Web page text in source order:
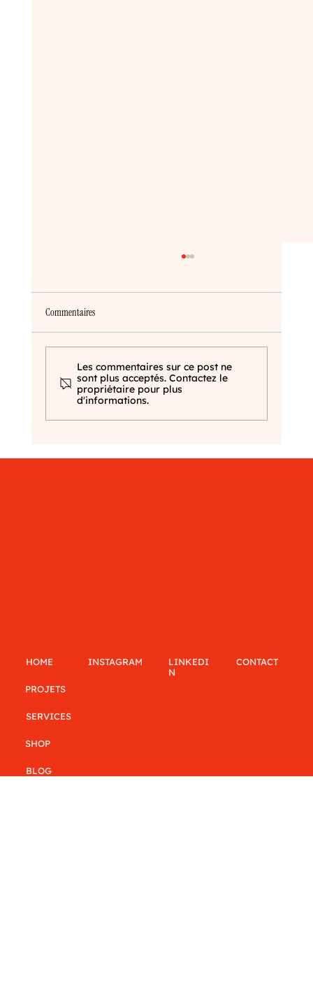
Tanaka Ikko : Le père du design graphique japonais
Commentaires
Les commentaires sur ce post ne
sont plus acceptés. Contactez le
propriétaire pour plus
d'informations.
HOME
PROJETS
SERVICES
SHOP
BLOG
INSTAGRAM
LINKEDI
N
CONTACT